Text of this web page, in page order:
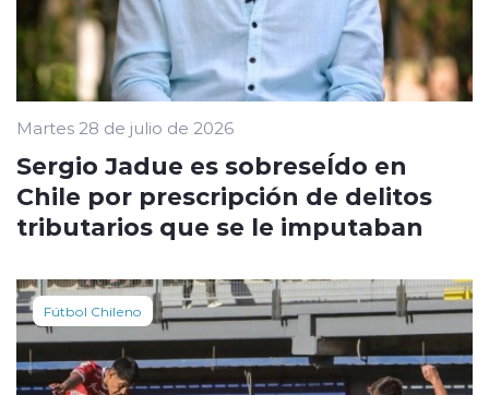
Martes 28 de julio de 2026
Sergio Jadue es sobreseÍdo en
Chile por prescripción de delitos
tributarios que se le imputaban
Fútbol Chileno